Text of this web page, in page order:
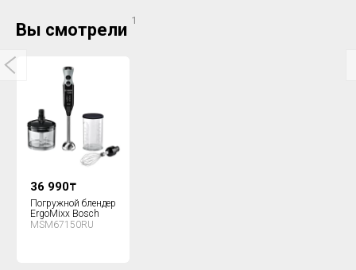
Вы смотрели 1
36 990₸
Погружной блендер
ErgoMixx Bosch
MSM67150RU